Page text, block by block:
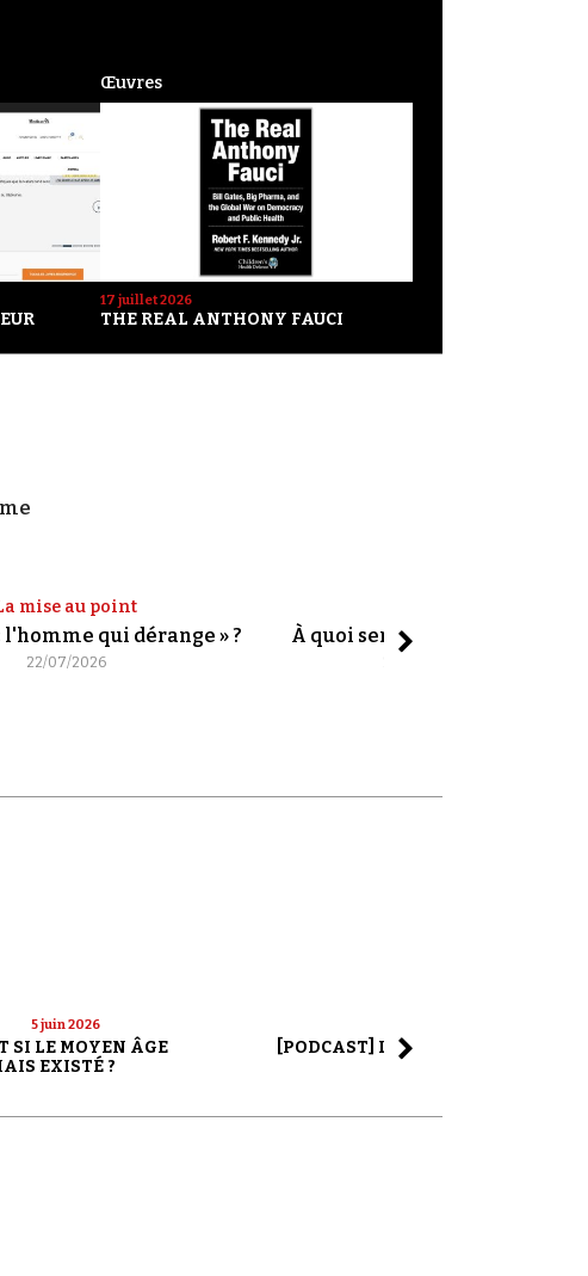
Œuvres
17 juillet 2026
THE REAL ANTHONY FAUCI
mise au point
l'homme qui dérange » ?
22/07/2026
À quoi servent les slogans ?
5 juin 2026
SI LE MOYEN ÂGE
EXISTÉ ?
[PODCAST] LA SAGA ALEX JONES